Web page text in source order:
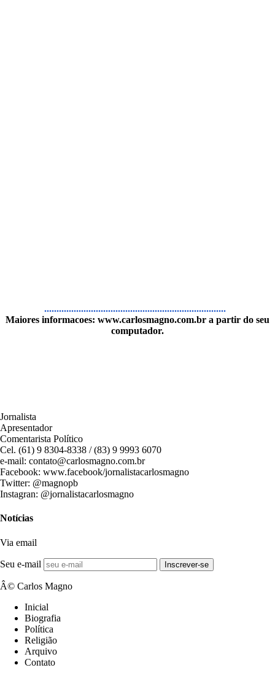
..........................................................................
Maiores informacoes: www.carlosmagno.com.br a partir do seu
computador.
Jornalista
Apresentador
Comentarista Político
Cel. (61) 9 8304-8338 / (83) 9 9993 6070
e-mail: contato@carlosmagno.com.br
Facebook: www.facebook/jornalistacarlosmagno
Twitter: @magnopb
Instagran: @jornalistacarlosmagno
Notícias
Via email
Seu e-mail Inscrever-se
Â© Carlos Magno
Inicial
Biografia
Política
Religião
Arquivo
Contato